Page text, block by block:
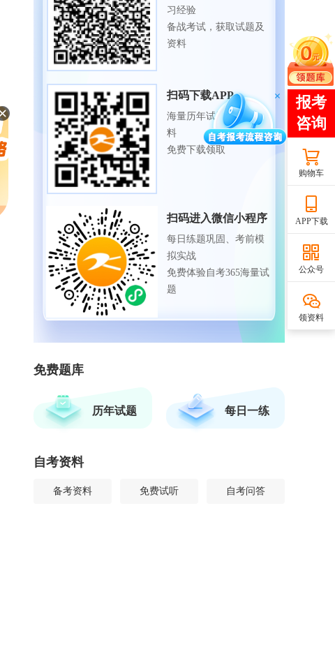
习经验
备战考试，获取试题及
资料
扫码下载APP
海量历年试题、备考资
料
免费下载领取
扫码进入微信小程序
每日练题巩固、考前模
拟实战
免费体验自考365海量试
题
免费题库
历年试题 每日一练
自考资料
备考资料 免费试听 自考问答
购物车
APP下载
公众号
领资料